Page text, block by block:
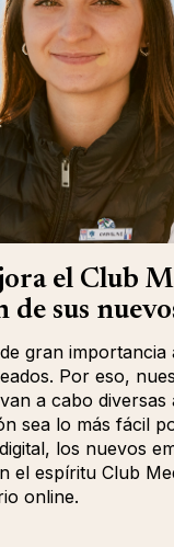
el Club
sus
gran importancia
Por eso,
a cabo diversas
sea lo más fácil
los nuevos
el espíritu Club
online.